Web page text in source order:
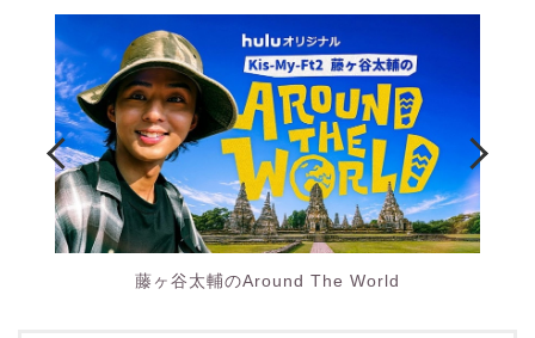
藤ヶ谷太輔のAround The World